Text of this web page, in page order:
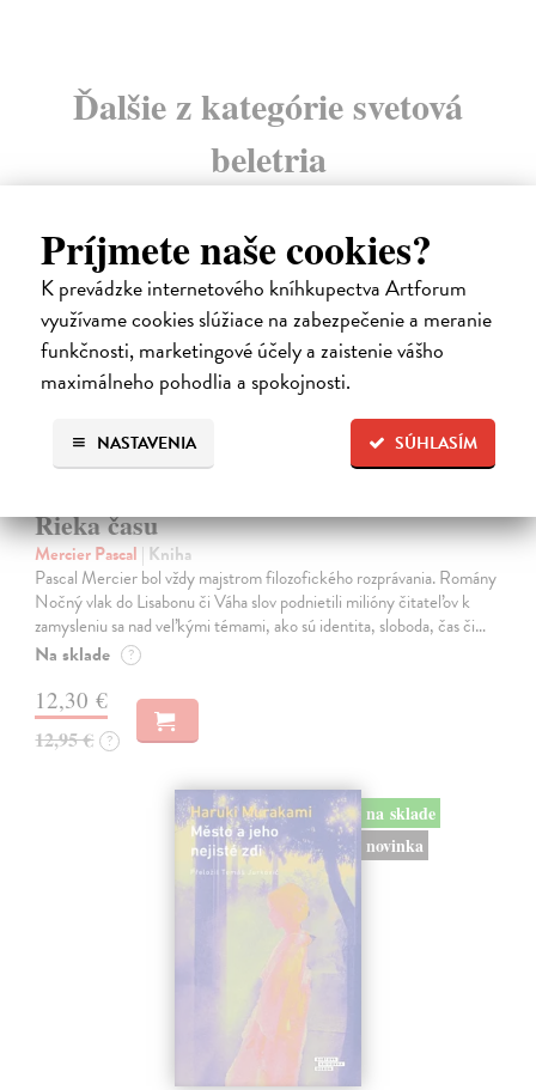
Príjmete naše cookies?
K prevádzke internetového kníhkupectva Artforum
využívame cookies slúžiace na zabezpečenie a meranie
funkčnosti, marketingové účely a zaistenie vášho
maximálneho pohodlia a spokojnosti.
SÚHLASÍM
NASTAVENIA
Ďalšie z kategórie svetová
beletria
na sklade
Rieka času
Mercier Pascal | Kniha
Pascal Mercier bol vždy majstrom filozofického rozprávania. Romány
Nočný vlak do Lisabonu či Váha slov podnietili milióny čitateľov k
zamysleniu sa nad veľkými témami, ako sú identita, sloboda, čas či…
Na sklade ?
12,30 €
12,95 € ?
na sklade
novinka